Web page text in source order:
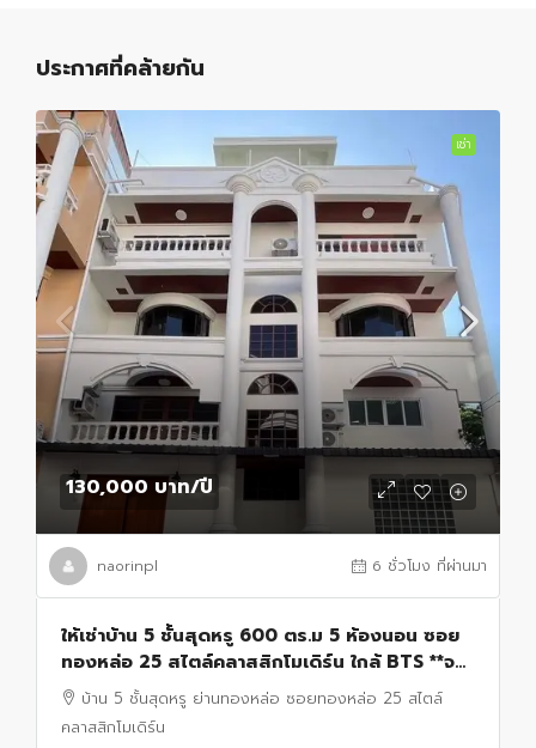
ประกาศที่คล้ายกัน
เช่า
130,000 บาท/ปี
naorinpl 6 ชั่วโมง ที่ผ่านมา
ให้เช่าบ้าน 5 ชั้นสุดหรู 600 ตร.ม 5 ห้องนอน ซอย
ทองหล่อ 25 สไตล์คลาสสิกโมเดิร์น ใกล้ BTS **จด
ทะเบียนบริษัทได้ เลี้ยงสัตว์ได้
บ้าน 5 ชั้นสุดหรู ย่านทองหล่อ ซอยทองหล่อ 25 สไตล์
คลาสสิกโมเดิร์น